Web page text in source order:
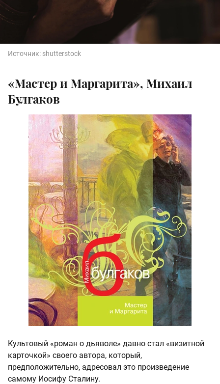
Источник: shutterstock
«Мастер и Маргарита», Михаил
Булгаков
Культовый «роман о дьяволе» давно стал «визитной
карточкой» своего автора, который,
предположительно, адресовал это произведение
самому Иосифу Сталину.